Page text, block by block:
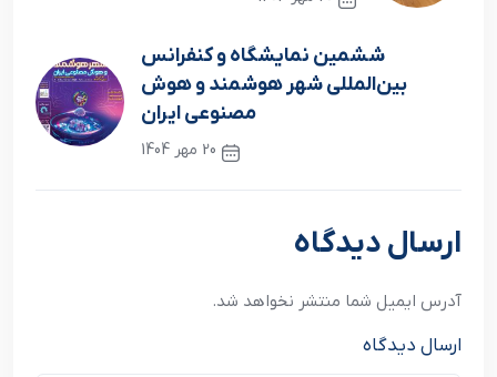
ششمین نمایشگاه و کنفرانس
بین‌المللی شهر هوشمند و هوش
مصنوعی ایران
20 مهر 1404
نوشته بعدی
ارسال دیدگاه
آدرس ایمیل شما منتشر نخواهد شد.
ارسال دیدگاه